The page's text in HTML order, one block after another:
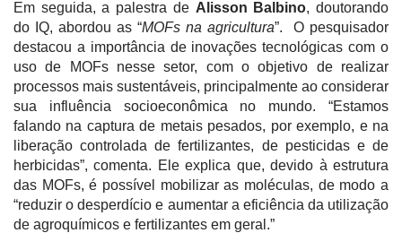
Em seguida, a palestra de Alisson Balbino, doutorando
do IQ, abordou as “MOFs na agricultura”. O pesquisador
destacou a importância de inovações tecnológicas com o
uso de MOFs nesse setor, com o objetivo de realizar
processos mais sustentáveis, principalmente ao considerar
sua influência socioeconômica no mundo. “Estamos
falando na captura de metais pesados, por exemplo, e na
liberação controlada de fertilizantes, de pesticidas e de
herbicidas”, comenta. Ele explica que, devido à estrutura
das MOFs, é possível mobilizar as moléculas, de modo a
“reduzir o desperdício e aumentar a eficiência da utilização
de agroquímicos e fertilizantes em geral.”